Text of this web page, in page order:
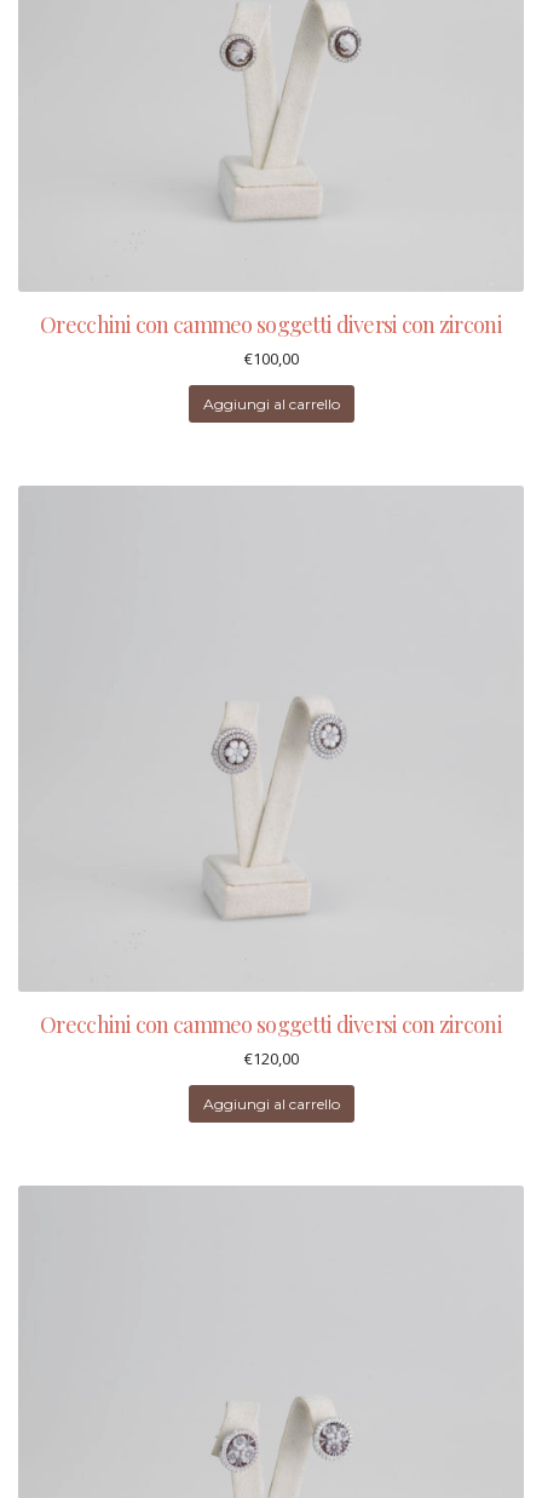
Orecchini con cammeo soggetti diversi con zirconi
€100,00
Aggiungi al carrello
Orecchini con cammeo soggetti diversi con zirconi
€120,00
Aggiungi al carrello